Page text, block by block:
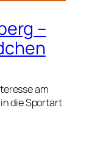
–
am
die Sportart